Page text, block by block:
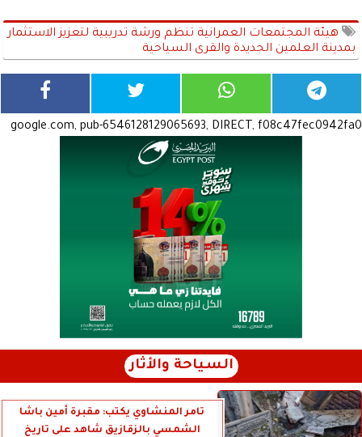
هيئة المجتمعات العمرانية تنظم ورشة تدريبية لتعزيز الاستثمار
بمدينة العلمين الجديدة والقرى السياحية
google.com, pub-6546128129065693, DIRECT, f08c47fec0942fa0
السياحة والأثار
تامر المنشاوي يكتب: مقبرة أمين باشا
الشمسي بالزقازيق شاهد على تاريخ